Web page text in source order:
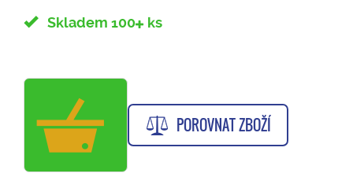
Skladem 100 ks
POROVNAT ZBOŽÍ